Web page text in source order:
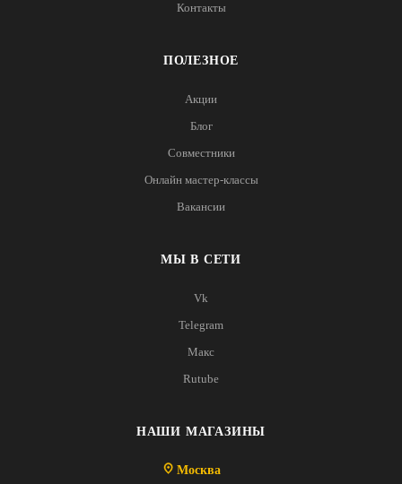
Контакты
ПОЛЕЗНОЕ
Акции
Блог
Совместники
Онлайн мастер-классы
Вакансии
МЫ В СЕТИ
Vk
Telegram
Макс
Rutube
НАШИ МАГАЗИНЫ
Москва